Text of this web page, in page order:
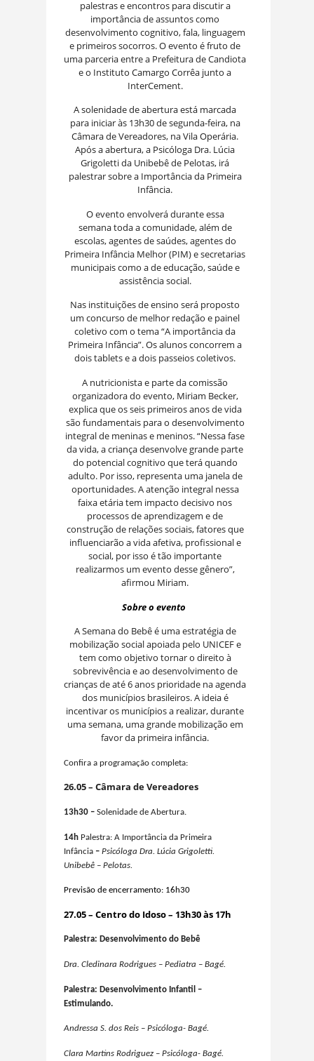
palestras e encontros para discutir a
importância de assuntos como
desenvolvimento cognitivo, fala, linguagem
e primeiros socorros. O evento é fruto de
uma parceria entre a Prefeitura de Candiota
e o Instituto Camargo Corrêa junto a
InterCement.
A solenidade de abertura está marcada
para iniciar às 13h30 de segunda-feira, na
Câmara de Vereadores, na Vila Operária.
Após a abertura, a Psicóloga Dra. Lúcia
Grigoletti da Unibebê de Pelotas, irá
palestrar sobre a Importância da Primeira
Infância.
O evento envolverá durante essa
semana toda a comunidade, além de
escolas, agentes de saúdes, agentes do
Primeira Infância Melhor (PIM) e secretarias
municipais como a de educação, saúde e
assistência social.
Nas instituições de ensino será proposto
um concurso de melhor redação e painel
coletivo com o tema “A importância da
Primeira Infância”. Os alunos concorrem a
dois tablets e a dois passeios coletivos.
A nutricionista e parte da comissão
organizadora do evento, Miriam Becker,
explica que os seis primeiros anos de vida
são fundamentais para o desenvolvimento
integral de meninas e meninos. “Nessa fase
da vida, a criança desenvolve grande parte
do potencial cognitivo que terá quando
adulto. Por isso, representa uma janela de
oportunidades. A atenção integral nessa
faixa etária tem impacto decisivo nos
processos de aprendizagem e de
construção de relações sociais, fatores que
influenciarão a vida afetiva, profissional e
social, por isso é tão importante
realizarmos um evento desse gênero”,
afirmou Miriam.
Sobre o evento
A Semana do Bebê é uma estratégia de
mobilização social apoiada pelo UNICEF e
tem como objetivo tornar o direito à
sobrevivência e ao desenvolvimento de
crianças de até 6 anos prioridade na agenda
dos municípios brasileiros. A ideia é
incentivar os municípios a realizar, durante
uma semana, uma grande mobilização em
favor da primeira infância.
Confira a programação completa:
26.05 – Câmara de Vereadores
13h30 – Solenidade de Abertura.
14h Palestra: A Importância da Primeira
Infância – Psicóloga Dra. Lúcia Grigoletti.
Unibebê – Pelotas.
Previsão de encerramento: 16h30
27.05 – Centro do Idoso – 13h30 às 17h
Palestra: Desenvolvimento do Bebê
Dra. Cledinara Rodrigues – Pediatra – Bagé.
Palestra: Desenvolvimento Infantil –
Estimulando.
Andressa S. dos Reis – Psicóloga- Bagé.
Clara Martins Rodriguez – Psicóloga- Bagé.